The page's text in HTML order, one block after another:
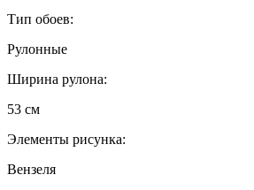
Тип обоев:
Рулонные
Ширина рулона:
53 см
Элементы рисунка:
Вензеля